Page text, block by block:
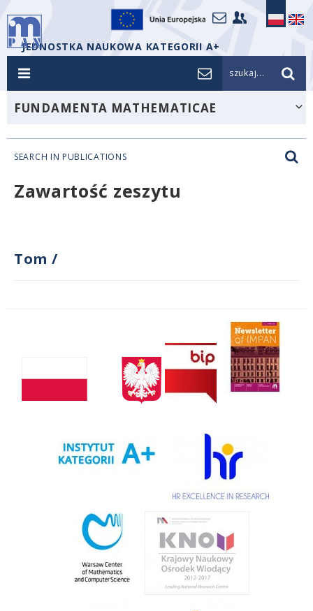
JEDNOSTKA NAUKOWA KATEGORII A+
szukaj...
FUNDAMENTA MATHEMATICAE
SEARCH IN PUBLICATIONS
Zawartość zeszytu
Tom /